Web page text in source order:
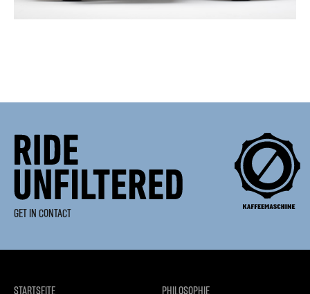
GET IN CONTACT
STARTSEITE PHILOSOPHIE